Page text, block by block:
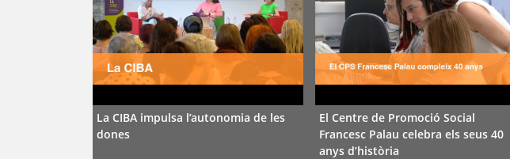
La CIBA impulsa l’autonomia de les
dones
El Centre de Promoció Social
Francesc Palau celebra els seus 40
anys d’història